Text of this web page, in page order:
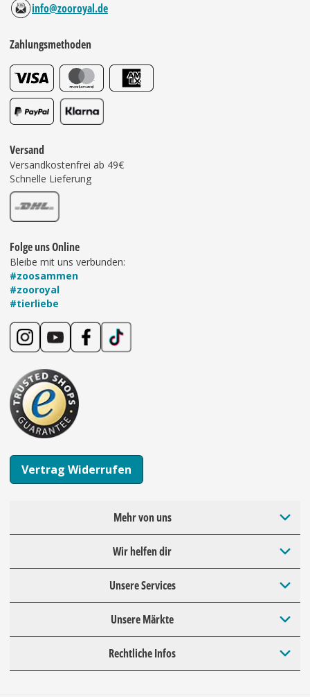
info@zooroyal.de
Zahlungsmethoden
Versand
Versandkostenfrei ab 49€
Schnelle Lieferung
Folge uns Online
Bleibe mit uns verbunden:
#zoosammen
#zooroyal
#tierliebe
Vertrag Widerrufen
Mehr von uns
Wir helfen dir
Unsere Services
Unsere Märkte
Rechtliche Infos